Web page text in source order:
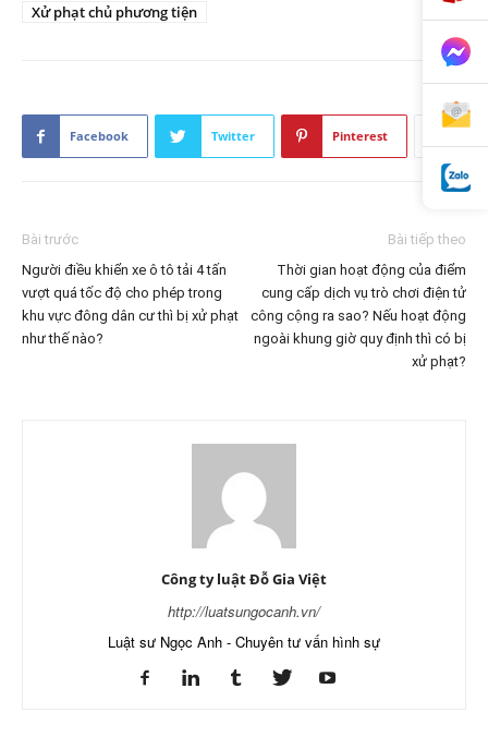
Xử phạt chủ phương tiện
Facebook Twitter Pinterest
Bài trước
Người điều khiển xe ô tô tải 4 tấn
vượt quá tốc độ cho phép trong
khu vực đông dân cư thì bị xử phạt
như thế nào?
Bài tiếp theo
Thời gian hoạt động của điểm
cung cấp dịch vụ trò chơi điện tử
công cộng ra sao? Nếu hoạt động
ngoài khung giờ quy định thì có bị
xử phạt?
Công ty luật Đỗ Gia Việt
http://luatsungocanh.vn/
Luật sư Ngọc Anh - Chuyên tư vấn hình sự